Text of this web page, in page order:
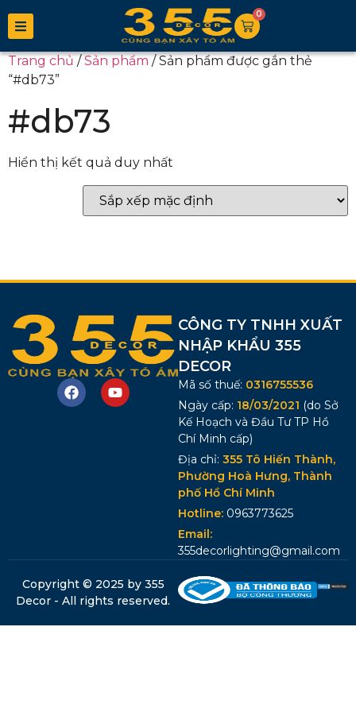
0
Trang chủ/Sản phẩm/ Sản phẩm được gắn thẻ
“#db73”
#db73
Hiển thị kết quả duy nhất
CÔNG TY TNHH XUẤT
NHẬP KHẨU 355
DECOR
Mã số thuế: 0316755536
Ngày cấp: 18/03/2021 (do Sở
Kế Hoạch và Đầu Tư TP Hồ
Chí Minh cấp)
Địa chỉ: 355 Tô Hiến Thành,
Phường Hoà Hưng, Thành
phố Hồ Chí Minh
Hotline: 0963773625
Email:
355decorlighting@gmail.com
Copyright © 2025 by 355
Decor - All rights reserved.